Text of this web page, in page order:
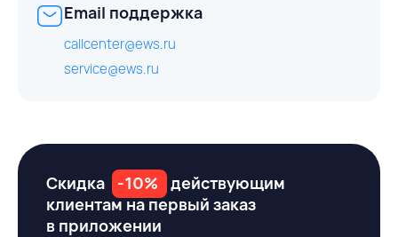
Email поддержка
callcenter@ews.ru
service@ews.ru
Скидка -10%
действующим
клиентам на первый заказ
в приложении